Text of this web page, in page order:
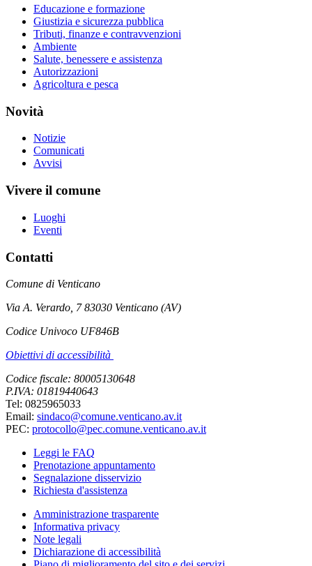
Educazione e formazione
Giustizia e sicurezza pubblica
Tributi, finanze e contravvenzioni
Ambiente
Salute, benessere e assistenza
Autorizzazioni
Agricoltura e pesca
Novità
Notizie
Comunicati
Avvisi
Vivere il comune
Luoghi
Eventi
Contatti
Comune di Venticano
Via A. Verardo, 7 83030 Venticano (AV)
Codice Univoco UF846B
Obiettivi di accessibilità
Codice fiscale: 80005130648
P.IVA: 01819440643
Tel: 0825965033
Email: sindaco@comune.venticano.av.it
PEC: protocollo@pec.comune.venticano.av.it
Leggi le FAQ
Prenotazione appuntamento
Segnalazione disservizio
Richiesta d'assistenza
Amministrazione trasparente
Informativa privacy
Note legali
Dichiarazione di accessibilità